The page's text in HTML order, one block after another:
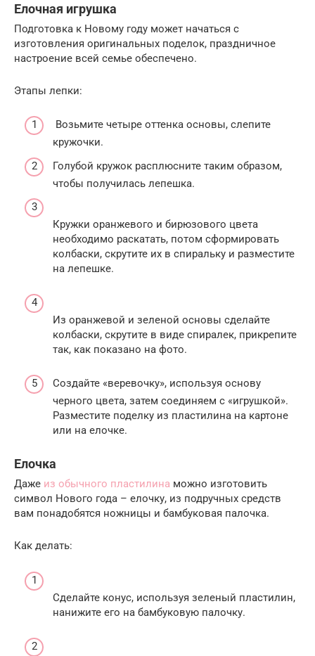
Елочная игрушка
Подготовка к Новому году может начаться с
изготовления оригинальных поделок, праздничное
настроение всей семье обеспечено.
Этапы лепки:
Возьмите четыре оттенка основы, слепите
кружочки.
Голубой кружок расплюсните таким образом,
чтобы получилась лепешка.
Кружки оранжевого и бирюзового цвета
необходимо раскатать, потом сформировать
колбаски, скрутите их в спиральку и разместите
на лепешке.
Из оранжевой и зеленой основы сделайте
колбаски, скрутите в виде спиралек, прикрепите
так, как показано на фото.
Создайте «веревочку», используя основу
черного цвета, затем соединяем с «игрушкой».
Разместите поделку из пластилина на картоне
или на елочке.
Елочка
Даже из обычного пластилина можно изготовить
символ Нового года – елочку, из подручных средств
вам понадобятся ножницы и бамбуковая палочка.
Как делать:
Сделайте конус, используя зеленый пластилин,
нанижите его на бамбуковую палочку.